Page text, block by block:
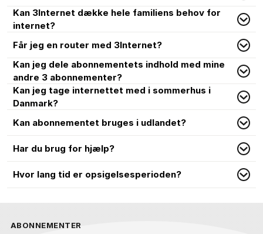
Kan 3Internet dække hele familiens behov for
internet?
Får jeg en router med 3Internet?
Kan jeg dele abonnementets indhold med mine
andre 3 abonnementer?
Kan jeg tage internettet med i sommerhus i
Danmark?
Kan abonnementet bruges i udlandet?
Har du brug for hjælp?
Hvor lang tid er opsigelsesperioden?
ABONNEMENTER